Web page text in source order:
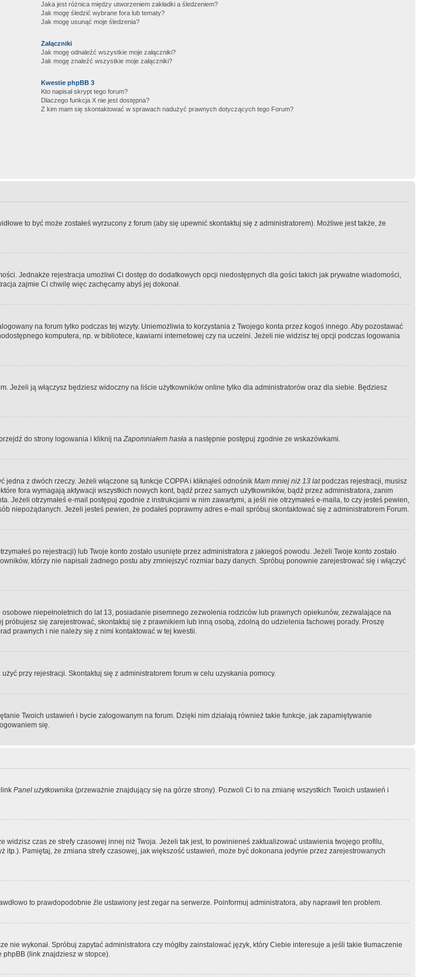
Jaka jest różnica między utworzeniem zakładki a śledzeniem?
Jak mogę śledzić wybrane fora lub tematy?
Jak mogę usunąć moje śledzenia?
Załączniki
Jak mogę odnaleźć wszystkie moje załączniki?
Jak mogę znaleźć wszystkie moje załączniki?
Kwestie phpBB 3
Kto napisał skrypt tego forum?
Dlaczego funkcja X nie jest dostępna?
Z kim mam się skontaktować w sprawach nadużyć prawnych dotyczących tego Forum?
to być może zostałeś wyrzucony z forum (aby się upewnić skontaktuj się z administratorem). Możliwe jest także, że
Jednakże rejestracja umożliwi Ci dostęp do dodatkowych opcji niedostępnych dla gości takich jak prywatne wiadomości,
zajmie Ci chwilę więc zachęcamy abyś jej dokonał.
na forum tylko podczas tej wizyty. Uniemożliwia to korzystania z Twojego konta przez kogoś innego. Aby pozostawać
komputera, np. w bibliotece, kawiarni internetowej czy na uczelni. Jeżeli nie widzisz tej opcji podczas logowania
Jeżeli ją włączysz będziesz widoczny na liście użytkowników online tylko dla administratorów oraz dla siebie. Będziesz
do strony logowania i kliknij naZapomniałem hasła a następnie postępuj zgodnie ze wskazówkami.
z dwóch rzeczy. Jeżeli włączone są funkcje COPPA i kliknąłeś odnośnik Mam mniej niż 13 latpodczas rejestracji, musisz
fora wymagają aktywacji wszystkich nowych kont, bądź przez samych użytkowników, bądź przez administratora, zanim
otrzymałeś e-mail postępuj zgodnie z instrukcjami w nim zawartymi, a jeśli nie otrzymałeś e-maila, to czy jesteś pewien,
niepożądanych. Jeżeli jesteś pewien, że podałeś poprawmy adres e-mail spróbuj skontaktować się z administratorem Forum.
po rejestracji) lub Twoje konto zostało usunięte przez administratora z jakiegoś powodu. Jeżeli Twoje konto zostało
którzy nie napisali żadnego postu aby zmniejszyć rozmiar bazy danych. Spróbuj ponownie zarejestrować się i włączyć
niepełnoletnich do lat 13, posiadanie pisemnego zezwolenia rodziców lub prawnych opiekunów, zezwalające na
się zarejestrować, skontaktuj się z prawnikiem lub inną osobą, zdolną do udzielenia fachowej porady. Proszę
prawnych i nie należy się z nimi kontaktować w tej kwestii.
przy rejestracji. Skontaktuj się z administratorem forum w celu uzyskania pomocy.
Twoich ustawień i bycie zalogowanym na forum. Dzięki nim działają również takie funkcje, jak zapamiętywanie
się.
Panel użytkownika (przeważnie znajdujący się na górze strony). Pozwoli Ci to na zmianę wszystkich Twoich ustawień i
czas ze strefy czasowej innej niż Twoja. Jeżeli tak jest, to powinieneś zaktualizować ustawienia twojego profilu,
Pamiętaj, że zmiana strefy czasowej, jak większość ustawień, może być dokonana jedynie przez zarejestrowanych
to prawdopodobnie źle ustawiony jest zegar na serwerze. Poinformuj administratora, aby naprawił ten problem.
wykonał. Spróbuj zapytać administratora czy mógłby zainstalować język, który Ciebie interesuje a jeśli takie tłumaczenie
phpBB (link znajdziesz w stopce).